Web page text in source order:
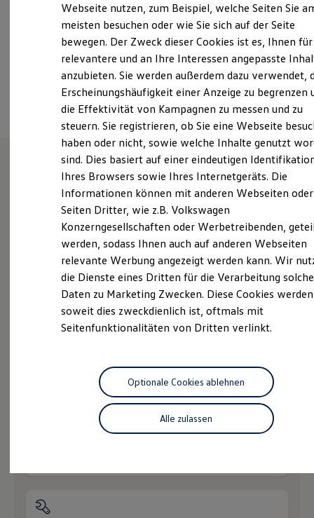
Der ID.7 GTX
Der ID.7 Tourer
Der ID.7 GTX Tourer
Der ID. Buzz
Der neue ID. Cross
Elektrofahrzeugkonzepte
ID. EVERY1
Reichweite der ID. Modelle
Reichweite im Winter
Rekuperation
Laden unterwegs
Laden Zuhause
Ladestationen finden
Batterie
Sicherheit
Garantie und Lebensdauer
Nachhaltigkeit
Technologie
Kosten und Kauf
Verbrauchskosten
E-Auto-Förderung
Software und Konnektivität
Digitale Extras
Schnittstellen zu Ihrem ID.
Hybridautos
Marke und Erlebnis
Volkswagen R und R Experience
R-Modelle
info.ingvw@bierschneider.de
+49 841 9025290
Ansprechpartner
Wie können wir
Ihnen weiterhelfen?
Probefahrt vereinbaren
Fahrzeugangebot anfordern
Webseite nutzen, zum Beispiel, welche Seiten Sie
meisten besuchen oder wie Sie sich auf der Seite
bewegen. Der Zweck dieser Cookies ist es, Ihnen für
relevantere und an Ihre Interessen angepasste
anzubieten. Sie werden außerdem dazu verwendet,
Erscheinungshäufigkeit einer Anzeige zu begrenzen
die Effektivität von Kampagnen zu messen und zu
steuern. Sie registrieren, ob Sie eine Webseite
haben oder nicht, sowie welche Inhalte genutzt
sind. Dies basiert auf einer eindeutigen
Ihres Browsers sowie Ihres Internetgeräts. Die
Informationen können mit anderen Webseiten oder
Seiten Dritter, wie z.B. Volkswagen
Konzerngesellschaften oder Werbetreibenden,
werden, sodass Ihnen auch auf anderen Webseiten
relevante Werbung angezeigt werden kann. Wir
die Dienste eines Dritten für die Verarbeitung
Daten zu Marketing Zwecken. Diese Cookies
soweit dies zweckdienlich ist, oftmals mit
Seitenfunktionalitäten von Dritten verlinkt.
Alle zulassen
Optionale Cookies ablehnen